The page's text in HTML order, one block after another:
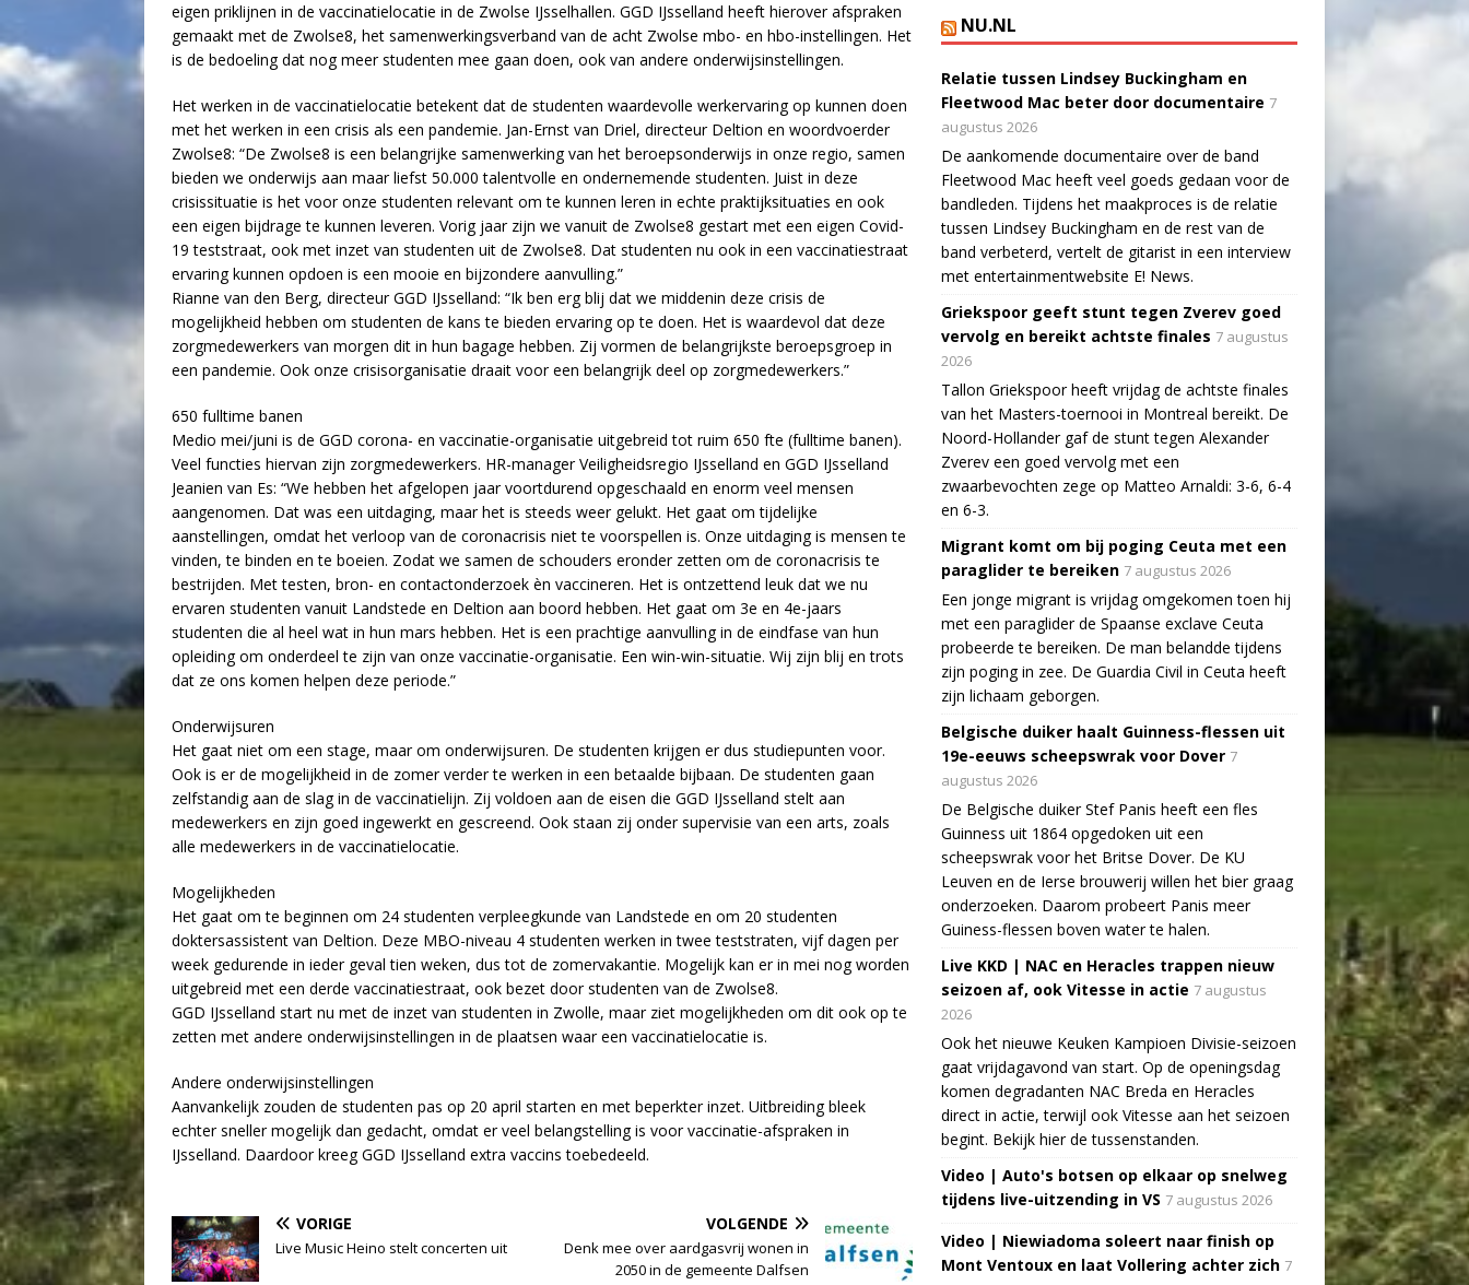
eigen priklijnen in de vaccinatielocatie in de Zwolse IJsselhallen. GGD IJsselland heeft hierover afspraken
gemaakt met de Zwolse8, het samenwerkingsverband van de acht Zwolse mbo- en hbo-instellingen. Het
is de bedoeling dat nog meer studenten mee gaan doen, ook van andere onderwijsinstellingen.
Het werken in de vaccinatielocatie betekent dat de studenten waardevolle werkervaring op kunnen doen
met het werken in een crisis als een pandemie. Jan-Ernst van Driel, directeur Deltion en woordvoerder
Zwolse8: “De Zwolse8 is een belangrijke samenwerking van het beroepsonderwijs in onze regio, samen
bieden we onderwijs aan maar liefst 50.000 talentvolle en ondernemende studenten. Juist in deze
crisissituatie is het voor onze studenten relevant om te kunnen leren in echte praktijksituaties en ook
een eigen bijdrage te kunnen leveren. Vorig jaar zijn we vanuit de Zwolse8 gestart met een eigen Covid-
19 teststraat, ook met inzet van studenten uit de Zwolse8. Dat studenten nu ook in een vaccinatiestraat
ervaring kunnen opdoen is een mooie en bijzondere aanvulling.”
Rianne van den Berg, directeur GGD IJsselland: “Ik ben erg blij dat we middenin deze crisis de
mogelijkheid hebben om studenten de kans te bieden ervaring op te doen. Het is waardevol dat deze
zorgmedewerkers van morgen dit in hun bagage hebben. Zij vormen de belangrijkste beroepsgroep in
een pandemie. Ook onze crisisorganisatie draait voor een belangrijk deel op zorgmedewerkers.”
650 fulltime banen
Medio mei/juni is de GGD corona- en vaccinatie-organisatie uitgebreid tot ruim 650 fte (fulltime banen).
Veel functies hiervan zijn zorgmedewerkers. HR-manager Veiligheidsregio IJsselland en GGD IJsselland
Jeanien van Es: “We hebben het afgelopen jaar voortdurend opgeschaald en enorm veel mensen
aangenomen. Dat was een uitdaging, maar het is steeds weer gelukt. Het gaat om tijdelijke
aanstellingen, omdat het verloop van de coronacrisis niet te voorspellen is. Onze uitdaging is mensen te
vinden, te binden en te boeien. Zodat we samen de schouders eronder zetten om de coronacrisis te
bestrijden. Met testen, bron- en contactonderzoek èn vaccineren. Het is ontzettend leuk dat we nu
ervaren studenten vanuit Landstede en Deltion aan boord hebben. Het gaat om 3e en 4e-jaars
studenten die al heel wat in hun mars hebben. Het is een prachtige aanvulling in de eindfase van hun
opleiding om onderdeel te zijn van onze vaccinatie-organisatie. Een win-win-situatie. Wij zijn blij en trots
dat ze ons komen helpen deze periode.”
Onderwijsuren
Het gaat niet om een stage, maar om onderwijsuren. De studenten krijgen er dus studiepunten voor.
Ook is er de mogelijkheid in de zomer verder te werken in een betaalde bijbaan. De studenten gaan
zelfstandig aan de slag in de vaccinatielijn. Zij voldoen aan de eisen die GGD IJsselland stelt aan
medewerkers en zijn goed ingewerkt en gescreend. Ook staan zij onder supervisie van een arts, zoals
alle medewerkers in de vaccinatielocatie.
Mogelijkheden
Het gaat om te beginnen om 24 studenten verpleegkunde van Landstede en om 20 studenten
doktersassistent van Deltion. Deze MBO-niveau 4 studenten werken in twee teststraten, vijf dagen per
week gedurende in ieder geval tien weken, dus tot de zomervakantie. Mogelijk kan er in mei nog worden
uitgebreid met een derde vaccinatiestraat, ook bezet door studenten van de Zwolse8.
GGD IJsselland start nu met de inzet van studenten in Zwolle, maar ziet mogelijkheden om dit ook op te
zetten met andere onderwijsinstellingen in de plaatsen waar een vaccinatielocatie is.
Andere onderwijsinstellingen
Aanvankelijk zouden de studenten pas op 20 april starten en met beperkter inzet. Uitbreiding bleek
echter sneller mogelijk dan gedacht, omdat er veel belangstelling is voor vaccinatie-afspraken in
IJsselland. Daardoor kreeg GGD IJsselland extra vaccins toebedeeld.
VORIGE
Live Music Heino stelt concerten uit
VOLGENDE
Denk mee over aardgasvrij wonen in
2050 in de gemeente Dalfsen
NU.NL
Relatie tussen Lindsey Buckingham en
Fleetwood Mac beter door documentaire 7
augustus 2026
De aankomende documentaire over de band
Fleetwood Mac heeft veel goeds gedaan voor de
bandleden. Tijdens het maakproces is de relatie
tussen Lindsey Buckingham en de rest van de
band verbeterd, vertelt de gitarist in een interview
met entertainmentwebsite E! News.
Griekspoor geeft stunt tegen Zverev goed
vervolg en bereikt achtste finales 7 augustus
2026
Tallon Griekspoor heeft vrijdag de achtste finales
van het Masters-toernooi in Montreal bereikt. De
Noord-Hollander gaf de stunt tegen Alexander
Zverev een goed vervolg met een
zwaarbevochten zege op Matteo Arnaldi: 3-6, 6-4
en 6-3.
Migrant komt om bij poging Ceuta met een
paraglider te bereiken 7 augustus 2026
Een jonge migrant is vrijdag omgekomen toen hij
met een paraglider de Spaanse exclave Ceuta
probeerde te bereiken. De man belandde tijdens
zijn poging in zee. De Guardia Civil in Ceuta heeft
zijn lichaam geborgen.
Belgische duiker haalt Guinness-flessen uit
19e-eeuws scheepswrak voor Dover 7
augustus 2026
De Belgische duiker Stef Panis heeft een fles
Guinness uit 1864 opgedoken uit een
scheepswrak voor het Britse Dover. De KU
Leuven en de Ierse brouwerij willen het bier graag
onderzoeken. Daarom probeert Panis meer
Guiness-flessen boven water te halen.
Live KKD | NAC en Heracles trappen nieuw
seizoen af, ook Vitesse in actie 7 augustus
2026
Ook het nieuwe Keuken Kampioen Divisie-seizoen
gaat vrijdagavond van start. Op de openingsdag
komen degradanten NAC Breda en Heracles
direct in actie, terwijl ook Vitesse aan het seizoen
begint. Bekijk hier de tussenstanden.
Video | Auto's botsen op elkaar op snelweg
tijdens live-uitzending in VS 7 augustus 2026
Video | Niewiadoma soleert naar finish op
Mont Ventoux en laat Vollering achter zich 7